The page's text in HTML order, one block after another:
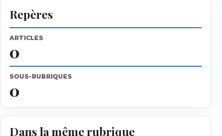
Repères
ARTICLES
0
SOUS-RUBRIQUES
0
Dans la même rubrique